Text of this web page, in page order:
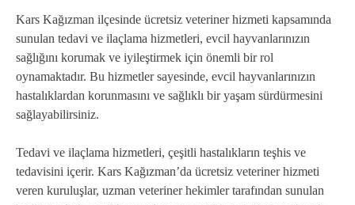
Kars Kağızman ilçesinde ücretsiz veteriner hizmeti kapsamında
sunulan tedavi ve ilaçlama hizmetleri, evcil hayvanlarınızın
sağlığını korumak ve iyileştirmek için önemli bir rol
oynamaktadır. Bu hizmetler sayesinde, evcil hayvanlarınızın
hastalıklardan korunmasını ve sağlıklı bir yaşam sürdürmesini
sağlayabilirsiniz.
Tedavi ve ilaçlama hizmetleri, çeşitli hastalıkların teşhis ve
tedavisini içerir. Kars Kağızman’da ücretsiz veteriner hizmeti
veren kuruluşlar, uzman veteriner hekimler tarafından sunulan